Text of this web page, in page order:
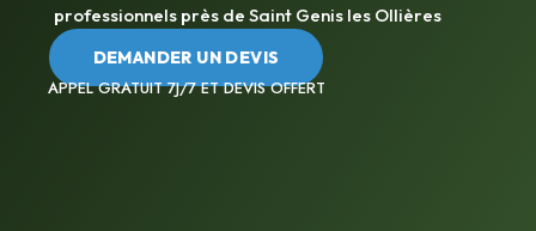
professionnels près de Saint Genis les Ollières
DEMANDER UN DEVIS
APPEL GRATUIT 7J/7 ET DEVIS OFFERT